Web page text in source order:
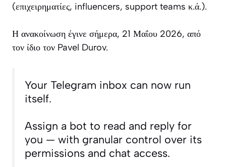
(επιχειρηματίες, influencers, support teams κ.ά.).
Η ανακοίνωση έγινε σήμερα, 21 Μαΐου 2026, από
τον ίδιο τον Pavel Durov.
Your Telegram inbox can now run
itself.
Assign a bot to read and reply for
you — with granular control over its
permissions and chat access.